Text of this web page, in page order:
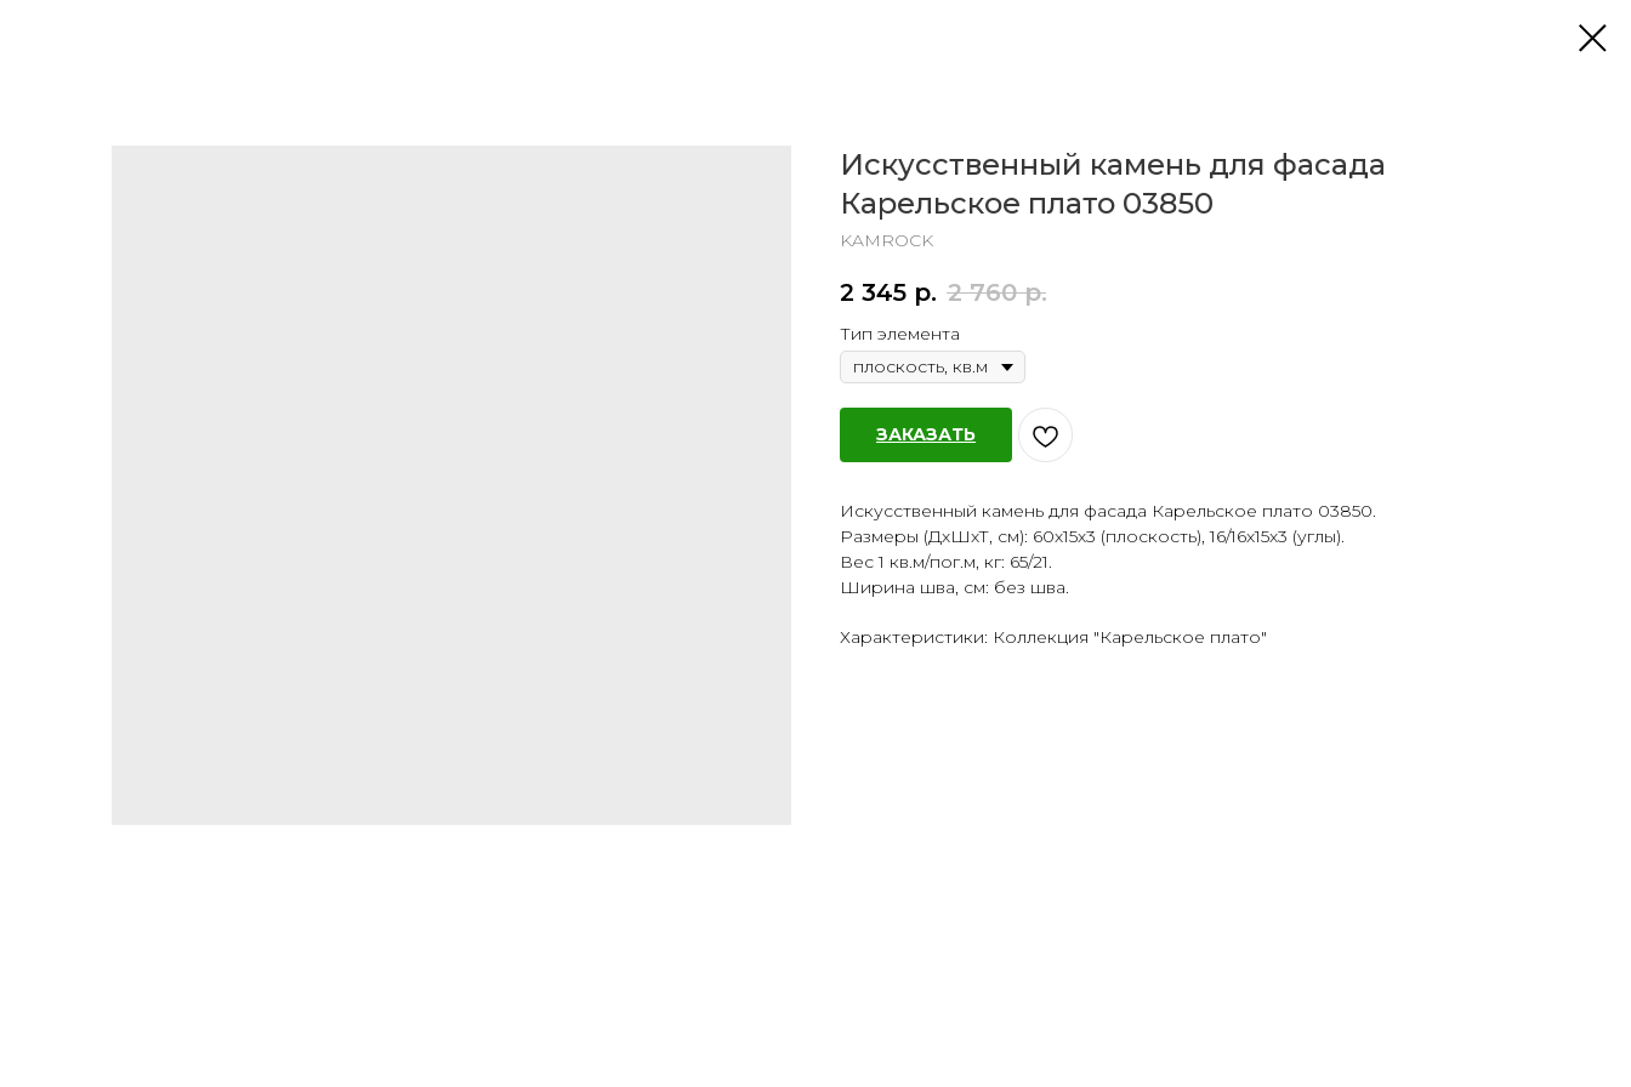
Искусственный камень для фасада
Карельское плато 03850
KAMROCK
2 345 р. 2 760 р.
Тип элемента
ЗАКАЗАТЬ
Искусственный камень для фасада Карельское плато 03850.
Размеры (ДхШхТ, см): 60х15х3 (плоскость), 16/16х15х3 (углы).
Вес 1 кв.м/пог.м, кг: 65/21.
Ширина шва, см: без шва.
Характеристики: Коллекция "Карельское плато"